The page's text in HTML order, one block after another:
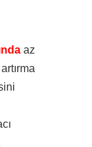
az